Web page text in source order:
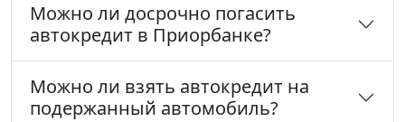
Можно ли досрочно погасить
автокредит в Приорбанке?
Можно ли взять автокредит на
подержанный автомобиль?